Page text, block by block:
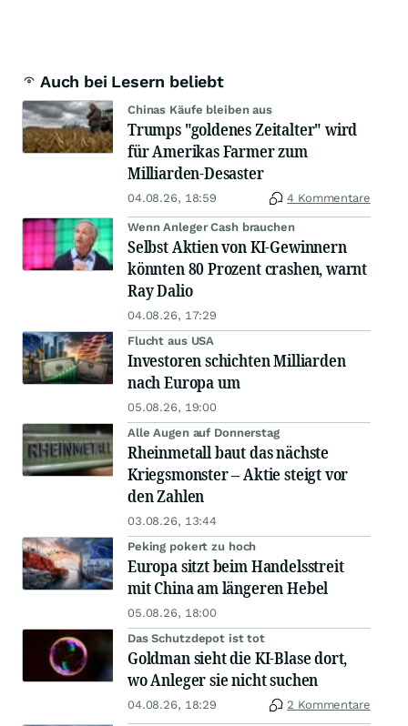
Auch bei Lesern beliebt
Chinas Käufe bleiben aus
Trumps "goldenes Zeitalter" wird
für Amerikas Farmer zum
Milliarden-Desaster
04.08.26, 18:59 4 Kommentare
Wenn Anleger Cash brauchen
Selbst Aktien von KI-Gewinnern
könnten 80 Prozent crashen, warnt
Ray Dalio
04.08.26, 17:29
Flucht aus USA
Investoren schichten Milliarden
nach Europa um
05.08.26, 19:00
Alle Augen auf Donnerstag
Rheinmetall baut das nächste
Kriegsmonster – Aktie steigt vor
den Zahlen
03.08.26, 13:44
Peking pokert zu hoch
Europa sitzt beim Handelsstreit
mit China am längeren Hebel
05.08.26, 18:00
Das Schutzdepot ist tot
Goldman sieht die KI-Blase dort,
wo Anleger sie nicht suchen
04.08.26, 18:29 2 Kommentare